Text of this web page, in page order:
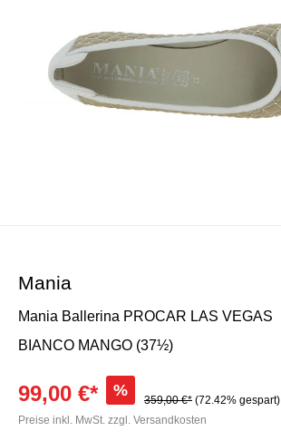
Mania
Mania Ballerina PROCAR LAS VEGAS
BIANCO MANGO (37½)
99,00 €* %
359,00 €* (72.42% gespart)
Preise inkl. MwSt. zzgl. Versandkosten